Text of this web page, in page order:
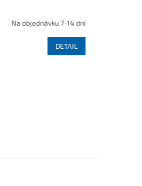
Na objednávku 7-14 dní
DETAIL